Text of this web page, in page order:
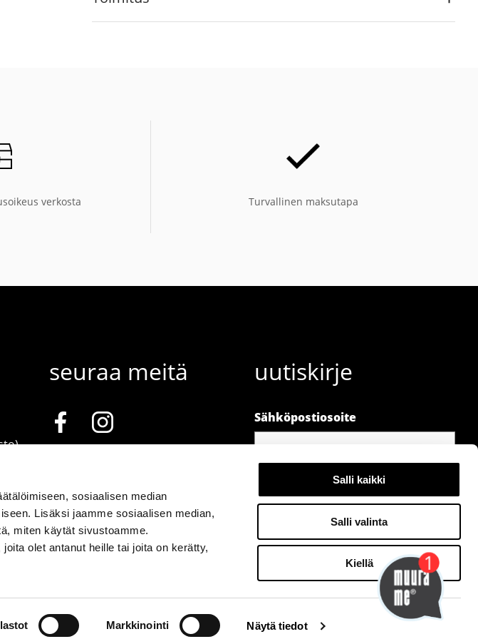
sosiaalisen median
Lisäksi jaamme sosiaalisen median,
miten käytät sivustoamme.
olet antanut heille tai joita on kerätty,
Markkinointi Näytä tiedot
Salli kaikki
Salli valinta
Kiellä
Hei👋 - kysy minulta kalusteista!
verkosta Turvallinen maksutapa
seuraa meitä uutiskirje
Sähköpostiosoite
2026